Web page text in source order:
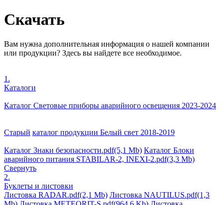
Скачать
Вам нужна дополнительная информация о нашей компании
или продукции? Здесь вы найдете все необходимое.
1.
Каталоги
Каталог Световые приборы аварийного освещения 2023-2024
Старый каталог продукции Белый свет 2018-2019
Каталог Знаки безопасности.pdf(5,1 Mb) Каталог Блоки
аварийного питания STABILAR-2, INEXI-2.pdf(3,3 Mb)
Свернуть
2.
Буклеты и листовки
Листовка RADAR.pdf(2,1 Mb) Листовка NAUTILUS.pdf(1,3